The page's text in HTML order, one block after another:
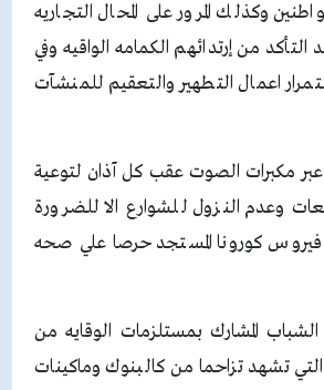
وكذلك المرور على المحال التجاريه
من إرتدائهم الكمامه الواقيه وفي
اعمال التطهير والتعقيم للمنشآت
عبر مكبرات الصوت عقب كل آذان لتوعية
وعدم النزول للشوارع الا للضرورة
فيروس كورونا المستجد حرصا علي صحه
الشباب المشارك بمستلزمات الوقايه من
التي تشهد تزاحما من كالبنوك وماكينات